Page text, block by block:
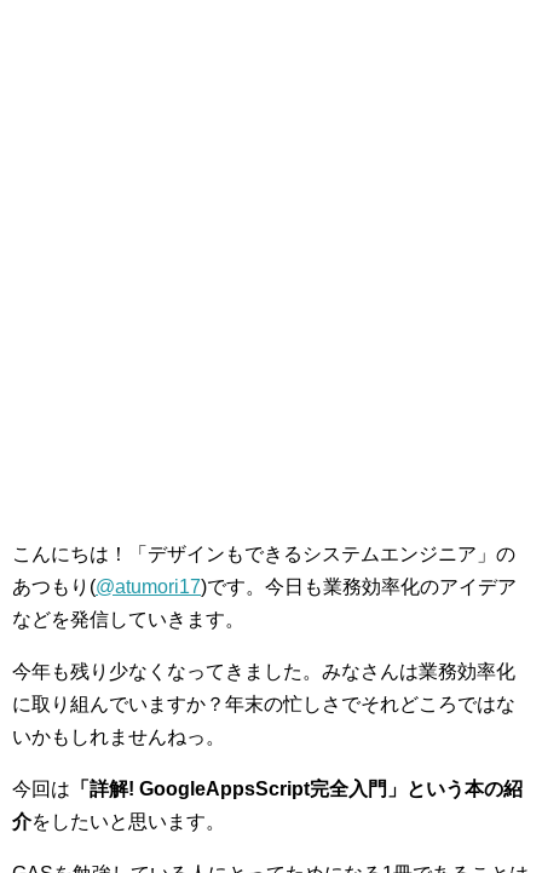
こんにちは！「デザインもできるシステムエンジニア」の
あつもり(@atumori17)です。今日も業務効率化のアイデア
などを発信していきます。
今年も残り少なくなってきました。みなさんは業務効率化
に取り組んでいますか？年末の忙しさでそれどころではな
いかもしれませんねっ。
今回は 「詳解! GoogleAppsScript完全入門」という本の紹
介をしたいと思います。